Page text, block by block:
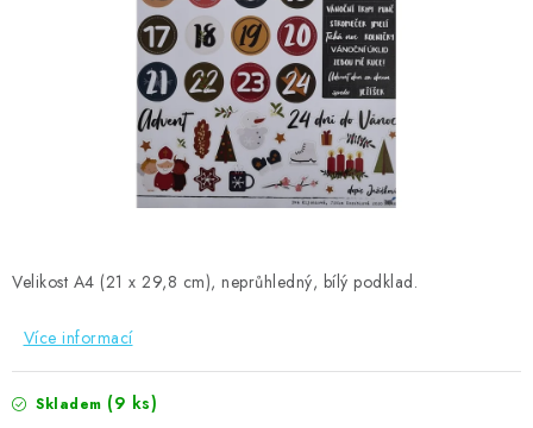
Kontakty Moje objednávka
Oblíbené ♥️
Hodnocení obchodu
Obchodní podmínky
Podmínky ochrany osobních údajů
Ověřování recenzí
Velikost A4 (21 x 29,8 cm), neprůhledný, bílý podklad.
Více informací
Skladem (9 ks)